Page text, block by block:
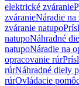
elektrické zváranie
zváranieNáradie na
zváranie natupo
natupoNáhradné
natupoNáradie na
opracovanie rúr
rúrNáhradné diely
rúrOvládacie